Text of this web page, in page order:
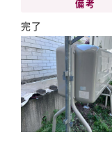
備考
完了